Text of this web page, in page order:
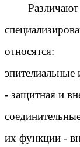
относятся:
- защитная и
их функции -